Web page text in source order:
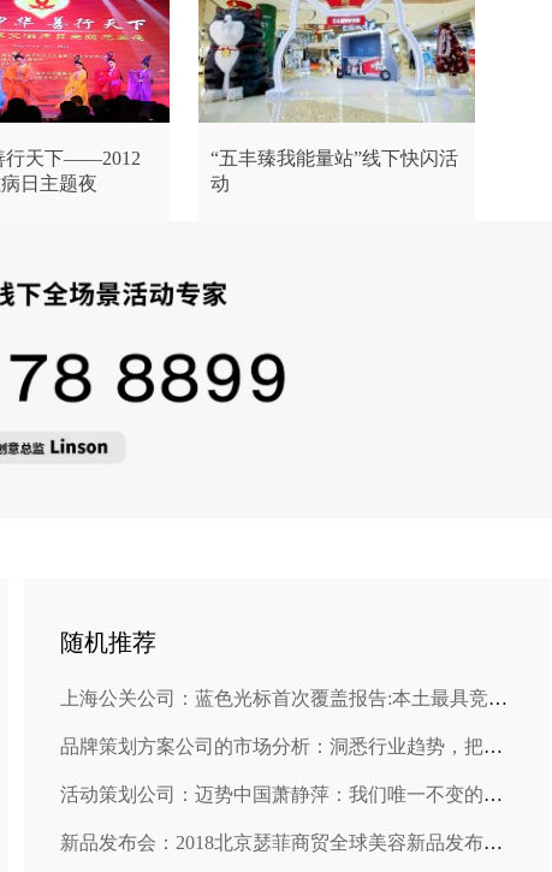
行天下——2012
日主题夜
“五丰臻我能量站”线下快闪活
动
随机推荐
上海公关公司：蓝色光标首次覆盖报告:本土最具竞争优势的公关企业
品牌策划方案公司的市场分析：洞悉行业趋势，把握机遇！
活动策划公司：迈势中国萧静萍：我们唯一不变的事情是我们拥抱改变
新品发布会：2018北京瑟菲商贸全球美容新品发布会在京成功举办